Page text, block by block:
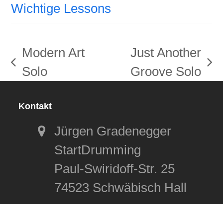
Wichtige Lessons
vorheriger
Modern Art
Solo
Nächster
Just Another
Groove Solo
Kontakt
Jürgen Gradenegger
StartDrumming
Paul-Swiridoff-Str. 25
74523 Schwäbisch Hall